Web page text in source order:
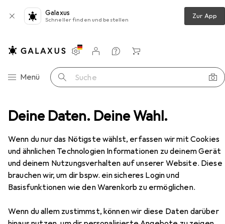
Deine Daten. Deine Wahl.
Wenn du nur das Nötigste wählst, erfassen wir mit Cookies
und ähnlichen Technologien Informationen zu deinem Gerät
und deinem Nutzungsverhalten auf unserer Website. Diese
brauchen wir, um dir bspw. ein sicheres Login und
Basisfunktionen wie den Warenkorb zu ermöglichen.
Wenn du allem zustimmst, können wir diese Daten darüber
Galaxus
Schneller finden und bestellen Zur App
Navigation nach Kategorien
Menü Suche
Einstellungen
Kundenkonto
Vergleichslisten
Merklisten
Warenkorb
Snapstyle Teppich Hochflor Shaggy Cottage
EUR
64,90
Snapstyle
Teppich Hochflor Shaggy
Cottage
Hochflor Shaggy Cottage